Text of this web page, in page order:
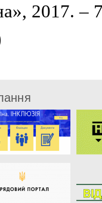
2017. –